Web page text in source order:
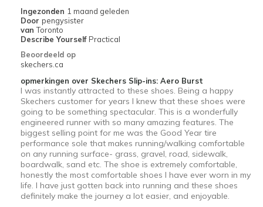
Beste toepassingen
Casual Wear
Travel
Width
Sizing
Feels true to size
Ingezonden 1 maand geleden
Door pengysister
van Toronto
Describe Yourself Practical
Beoordeeld op
skechers.ca
opmerkingen over Skechers Slip-ins: Aero Burst
I was instantly attracted to these shoes. Being a happy
Skechers customer for years I knew that these shoes were
going to be something spectacular. This is a wonderfully
engineered runner with so many amazing features. The
biggest selling point for me was the Good Year tire
performance sole that makes running/walking comfortable
on any running surface- grass, gravel, road, sidewalk,
boardwalk, sand etc. The shoe is extremely comfortable,
honestly the most comfortable shoes I have ever worn in my
life. I have just gotten back into running and these shoes
definitely make the journey a lot easier, and enjoyable.